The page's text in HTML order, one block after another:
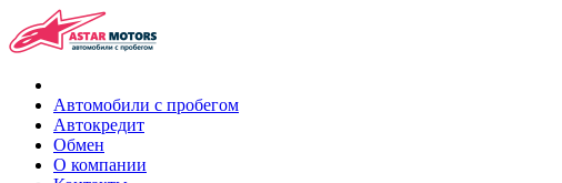
Автомобили с пробегом
Автокредит
Обмен
О компании